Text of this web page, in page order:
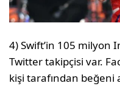
4) Swift’in 105 milyon
Twitter takipçisi var.
kişi tarafından beğeni